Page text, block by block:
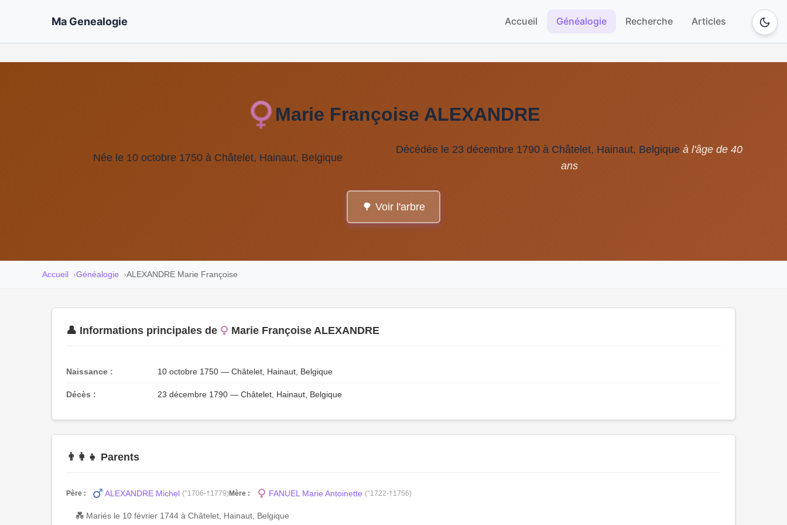
Ma Genealogie Accueil Généalogie Recherche Articles
Marie Françoise ALEXANDRE
Née le 10 octobre 1750 à Châtelet, Hainaut, Belgique
Décédée le 23 décembre 1790 à Châtelet, Hainaut, Belgique à l'âge de 40
ans
🌳 Voir l'arbre
Accueil Généalogie ALEXANDRE Marie Françoise
👤 Informations principales de Marie Françoise ALEXANDRE
Naissance : 10 octobre 1750 — Châtelet, Hainaut, Belgique
Décès : 23 décembre 1790 — Châtelet, Hainaut, Belgique
👨‍👩‍👧 Parents
Père : ALEXANDRE Michel (°1706-†1779)Mère : FANUEL Marie Antoinette (°1722-†1756)
💑 Mariés le 10 février 1744 à Châtelet, Hainaut, Belgique